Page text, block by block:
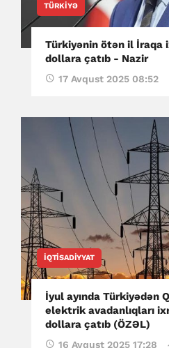
TÜRKIYƏ
Türkiyənin ötən il İraqa
dollara çatıb - Nazir
17 Avqust 2025 08:52
İQTISADIYYAT
İyul ayında Türkiyədən
elektrik avadanlıqları
dollara çatıb (ÖZƏL)
16 Avqust 2025 17:28